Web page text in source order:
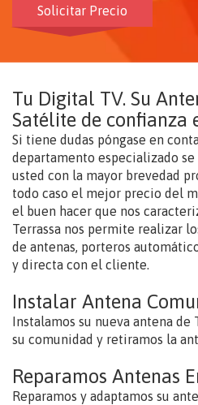
Solicitar Precio
Tu Digital TV. Su
Satélite de confianza
Si tiene dudas póngase en
departamento especializado
usted con la mayor brevedad
todo caso el mejor precio del
el buen hacer que nos
Terrassa nos permite realizar
de antenas, porteros
y directa con el cliente.
Instalar Antena
Instalamos su nueva antena de
su comunidad y retiramos la
Reparamos Antenas
Reparamos y adaptamos su